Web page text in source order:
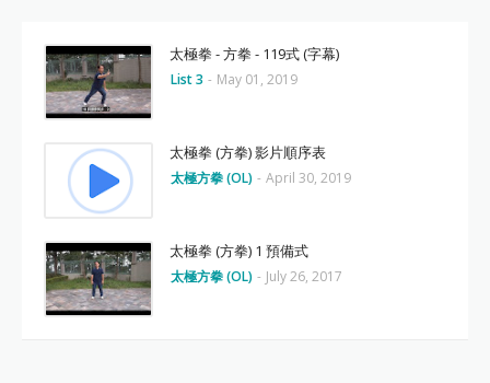
太極拳 - 方拳 - 119式 (字幕)
List 3 - May 01, 2019
太極拳 (方拳) 影片順序表
太極方拳 (OL) - April 30, 2019
太極拳 (方拳) 1 預備式
太極方拳 (OL) - July 26, 2017